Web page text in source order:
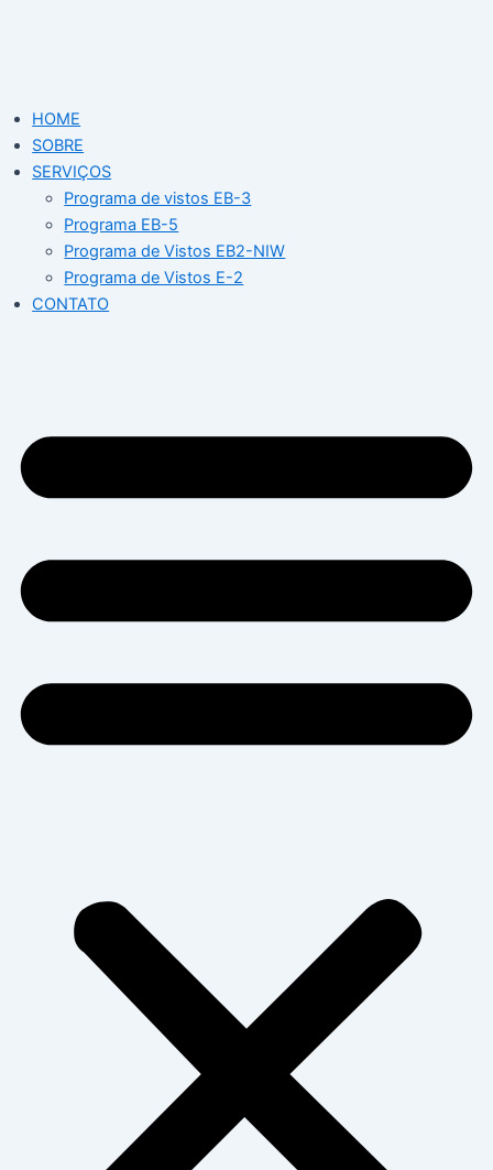
HOME
SOBRE
SERVIÇOS
Programa de vistos EB-3
Programa EB-5
Programa de Vistos EB2-NIW
Programa de Vistos E-2
CONTATO